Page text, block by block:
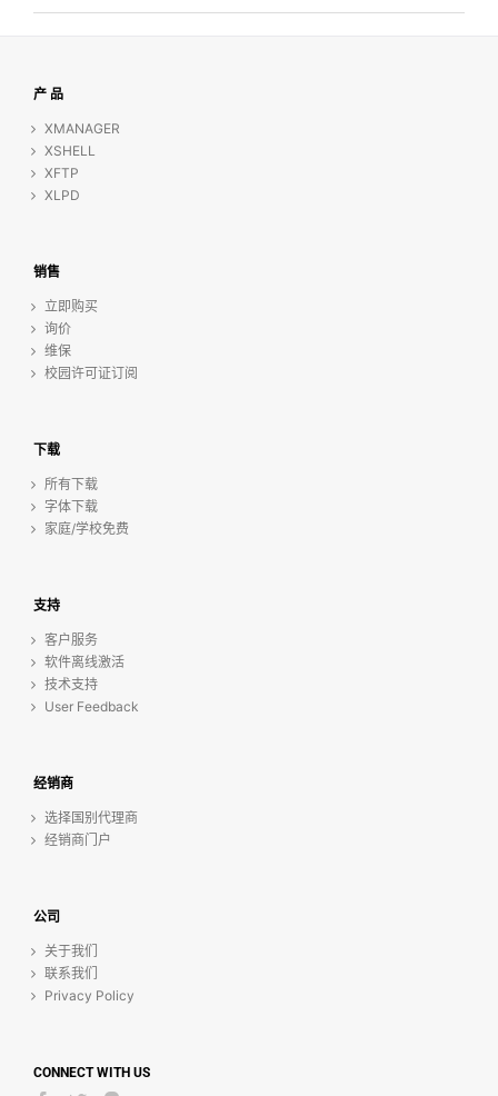
产 品
XMANAGER
XSHELL
XFTP
XLPD
销售
立即购买
询价
维保
校园许可证订阅
下载
所有下载
字体下载
家庭/学校免费
支持
客户服务
软件离线激活
技术支持
User Feedback
经销商
选择国别代理商
经销商门户
公司
关于我们
联系我们
Privacy Policy
CONNECT WITH US